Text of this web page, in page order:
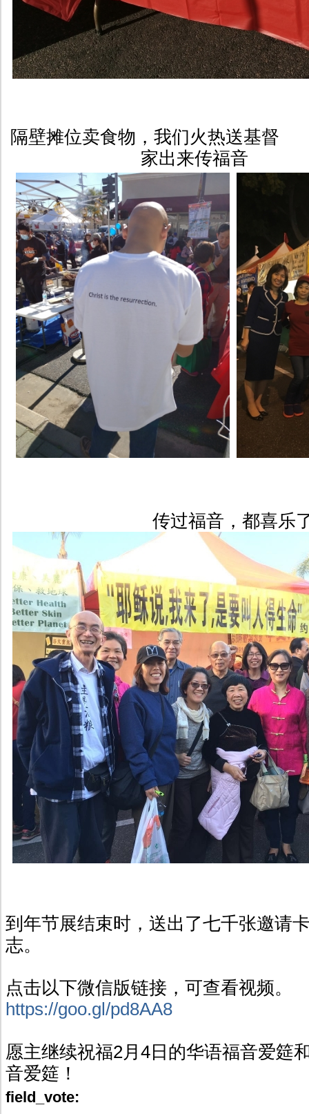
隔壁摊位卖食物，我们
家出来传福
传过福音，都喜乐
到年节展结束时，送出了七千张邀请
志。
点击以下微信版链接，可查看视频。
https://goo.gl/pd8AA8
愿主继续祝福2月4日的华语福音爱筵
音爱筵！
field_vote: